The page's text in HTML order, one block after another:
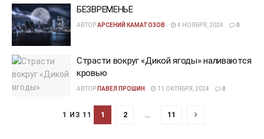
БЕЗВРЕМЕНЬЕ
АВТОРАРСЕНИЙ КАМАТОЗОВ 4 НОЯБРЯ, 2024 0
Страсти вокруг «Дикой ягоды» наливаются
кровью
АВТОР ПАВЕЛ ПРОШИН 11 ОКТЯБРЯ, 2024 0
1 ИЗ 11 1 2 … 11